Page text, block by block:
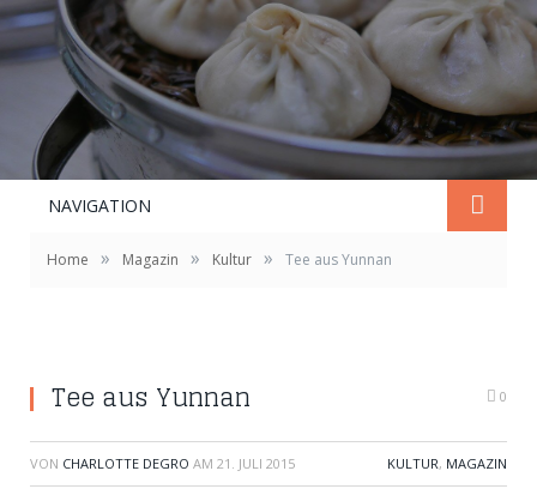
NAVIGATION
Home » Magazin » Kultur » Tee aus Yunnan
Tee aus Yunnan 0
VON CHARLOTTE DEGRO AM 21. JULI 2015 KULTUR, MAGAZIN